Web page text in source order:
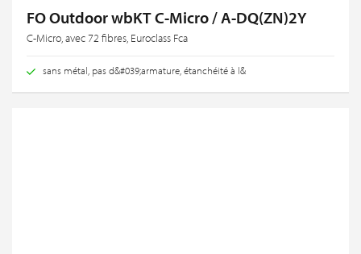
FO Outdoor wbKT C-Micro / A-DQ(ZN)2Y
C-Micro, avec 72 fibres, Euroclass Fca
sans métal, pas d&#039;armature, étanchéité à l&